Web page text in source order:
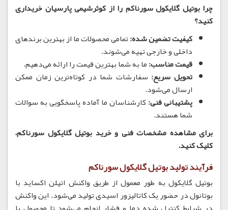
چرا بوتیل گلایکول سورناکم را از کوثرشیمی پارسیان خریداری
کنید؟
کیفیت تضمین شده:تمامی محصولات ما از بهترین برندهای
داخلی و خارجی تهیه می‌شوند.
قیمت مناسب:ما به شما بهترین قیمت را ارائه می‌دهیم.
تحویل سریع: سفارشات شما در کوتاه‌ترین زمان ممکن
ارسال می‌شود.
پشتیبانی فنی: کارشناسان ما آماده پاسخگویی به سوالات
شما هستند.
برای مشاهده مشخصات فنی و خرید بوتیل گلایکول سورناکم،
کلیک کنید.
فرآیند تولیدبوتیل گلایکول سورناکم
بوتیل گلایکول به طور معمول از طریق واکنش اتیلن اکساید با
بوتانول در حضور یک کاتالیزور اسیدی تولید می‌شود. این واکنش